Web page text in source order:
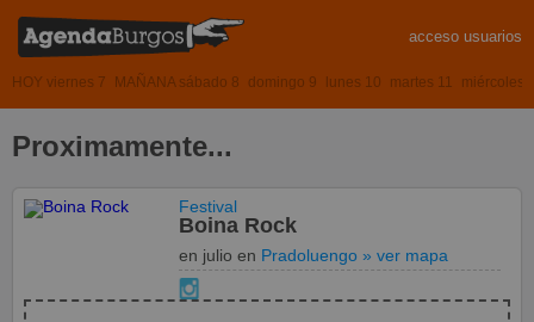
acceso usuarios
HOY viernes 7 MAÑANA sábado 8 domingo 9 lunes 10 martes 11 miércoles
Proximamente...
Festival
Boina Rock
en julioen Pradoluengo » ver mapa